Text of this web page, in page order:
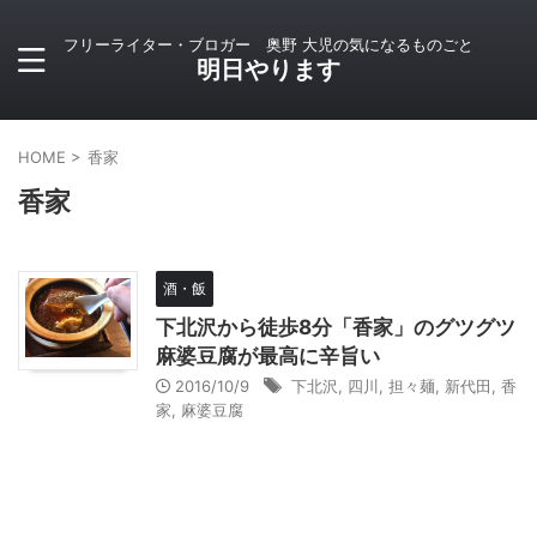
フリーライター・ブロガー 奥野 大児の気になるものごと
明日やります
HOME > 香家
香家
酒・飯
下北沢から徒歩8分「香家」のグツグツ
麻婆豆腐が最高に辛旨い
2016/10/9 下北沢 四川 担々麺 新代田
香
家
麻婆豆腐